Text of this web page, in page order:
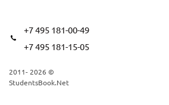
+7 495 181-00-49
+7 495 181-15-05
2011- 2026 ©
StudentsBook.Net